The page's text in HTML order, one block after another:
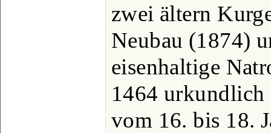
zwei ältern
Neubau (1874)
eisenhaltige
1464 urkundlich
vom 16. bis 18.